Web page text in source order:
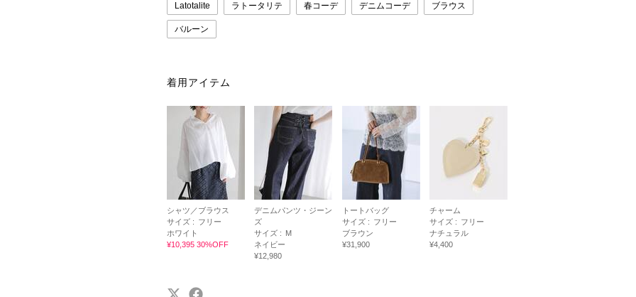
Latotalite ラトータリテ 春コーデ デニムコーデ ブラウス
バルーン
着用アイテム
シャツ／ブラウス
サイズ : フリー
ホワイト
¥10,395 30%OFF
デニムパンツ・ジーン
ズ
サイズ : M
ネイビー
¥12,980
トートバッグ
サイズ : フリー
ブラウン
¥31,900
チャーム
サイズ : フリー
ナチュラル
¥4,400